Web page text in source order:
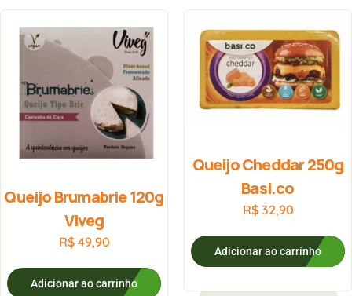
Queijo Brumabrie 120g
Viveg
R$49,90
Adicionar ao carrinho
Queijo Cheddar 250g
Basi.co
R$32,90
Adicionar ao carrinho